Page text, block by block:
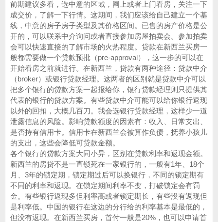
前期建议多看，选中意的区域，网上或者上门看房，关注一下
成交价，了解一下行情。这期间，我们应该给自己建立一个基
线，中意的房子房子类型及其价格区间。已售的房产价格是公
开的，可以联系中介询问或者直接参加房屋拍卖会。参加拍卖
会可以快速直接的了解市场的火热程度。贷款在新西兰买房一
般都需要做一个贷款预批（pre-approval），这一步的可以在
开始看房之前就进行。在新西兰，贷款有两种途径：贷款中介
（broker）或银行贷款经理。这两者的区别就是贷款中介可以
把多个银行的贷款方案一起报给你，银行贷款经理则只提供其
代表的银行的贷款方案。有些贷款中介可能可以给你银行返现
以外的回扣，大概几百刀。我会选银行贷款经理，这样少一道
泄露信息的风险。影响贷款额度的因素有：收入、日常支出、
是否持有信用卡。信用卡在新西兰会被算作负债，抚养小孩儿
的支出，这些会降低可贷款金额。
各个银行的贷款方案大同小异，区别在贷款利率和返现金额。
新西兰的房贷不是一直锁死在一家银行的，一般有1年、18个
月、3年的锁定期，锁定期过后可以换银行，不同的锁定期有
不同的利率和返现。在锁定期间利率不变，打破锁定会有罚
金。有些银行返现多但利率高或者锁定期长，有些没有返现但
是利率低。中国的银行在这边的分行给的利率基本是最低的，
但没有返现。在新西兰买房，首付一般是20%，也可以申请首